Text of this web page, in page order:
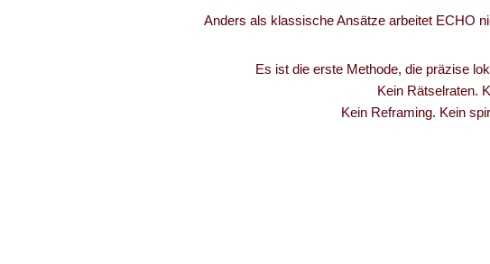
Anders als klassische Ansätze arbeitet ECHO
Es ist die erste Methode, die präzise
Kein Rätselraten.
Kein Reframing. Kein